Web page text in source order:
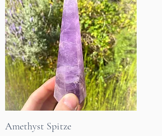
Amethyst Spitze